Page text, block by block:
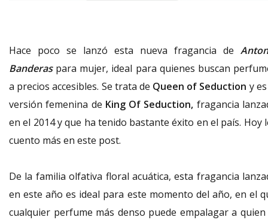
Hace poco se lanzó esta nueva fragancia de
Banderaspara mujer, ideal para quienes buscan
a precios accesibles. Se trata de Queen of Seduction y
versión femenina de King Of Seduction, fragancia
en el 2014 y que ha tenido bastante éxito en el país. Hoy
cuento más en este post.
De la familia olfativa floral acuática, esta fragancia
en este año es ideal para este momento del año, en el
cualquier perfume más denso puede empalagar a